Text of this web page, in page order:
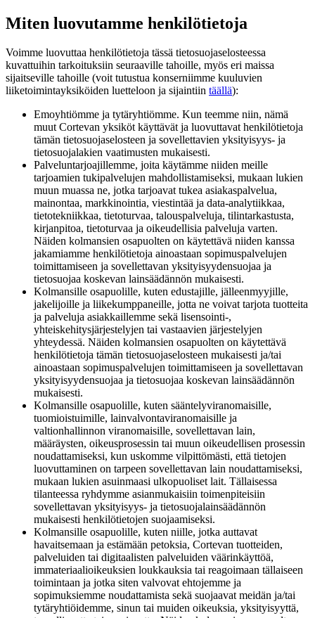
Miten luovutamme henkilötietoja
Voimme luovuttaa henkilötietoja tässä tietosuojaselosteessa
kuvattuihin tarkoituksiin seuraaville tahoille, myös eri maissa
sijaitseville tahoille (voit tutustua konserniimme kuuluvien
liiketoimintayksiköiden luetteloon ja sijaintiin täällä):
Emoyhtiömme ja tytäryhtiömme. Kun teemme niin, nämä
muut Cortevan yksiköt käyttävät ja luovuttavat henkilötietoja
tämän tietosuojaselosteen ja sovellettavien yksityisyys- ja
tietosuojalakien vaatimusten mukaisesti.
Palveluntarjoajillemme, joita käytämme niiden meille
tarjoamien tukipalvelujen mahdollistamiseksi, mukaan lukien
muun muassa ne, jotka tarjoavat tukea asiakaspalvelua,
mainontaa, markkinointia, viestintää ja data-analytiikkaa,
tietotekniikkaa, tietoturvaa, talouspalveluja, tilintarkastusta,
kirjanpitoa, tietoturvaa ja oikeudellisia palveluja varten.
Näiden kolmansien osapuolten on käytettävä niiden kanssa
jakamiamme henkilötietoja ainoastaan sopimuspalvelujen
toimittamiseen ja sovellettavan yksityisyydensuojaa ja
tietosuojaa koskevan lainsäädännön mukaisesti.
Kolmansille osapuolille, kuten edustajille, jälleenmyyjille,
jakelijoille ja liikekumppaneille, jotta ne voivat tarjota tuotteita
ja palveluja asiakkaillemme sekä lisensointi-,
yhteiskehitysjärjestelyjen tai vastaavien järjestelyjen
yhteydessä. Näiden kolmansien osapuolten on käytettävä
henkilötietoja tämän tietosuojaselosteen mukaisesti ja/tai
ainoastaan sopimuspalvelujen toimittamiseen ja sovellettavan
yksityisyydensuojaa ja tietosuojaa koskevan lainsäädännön
mukaisesti.
Kolmansille osapuolille, kuten sääntelyviranomaisille,
tuomioistuimille, lainvalvontaviranomaisille ja
valtionhallinnon viranomaisille, sovellettavan lain,
määräysten, oikeusprosessin tai muun oikeudellisen prosessin
noudattamiseksi, kun uskomme vilpittömästi, että tietojen
luovuttaminen on tarpeen sovellettavan lain noudattamiseksi,
mukaan lukien asuinmaasi ulkopuoliset lait. Tällaisessa
tilanteessa ryhdymme asianmukaisiin toimenpiteisiin
sovellettavan yksityisyys- ja tietosuojalainsäädännön
mukaisesti henkilötietojen suojaamiseksi.
Kolmansille osapuolille, kuten niille, jotka auttavat
havaitsemaan ja estämään petoksia, Cortevan tuotteiden,
palveluiden tai digitaalisten palveluiden väärinkäyttöä,
immateriaalioikeuksien loukkauksia tai reagoimaan tällaiseen
toimintaan ja jotka siten valvovat ehtojemme ja
sopimuksiemme noudattamista sekä suojaavat meidän ja/tai
tytäryhtiöidemme, sinun tai muiden oikeuksia, yksityisyyttä,